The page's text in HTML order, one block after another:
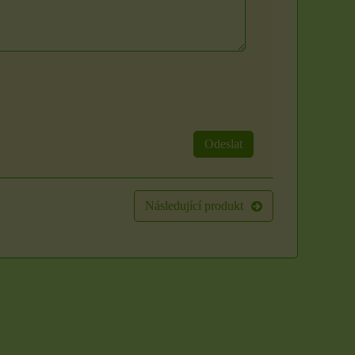
Odeslat
Následující produkt
hojnosti
1500 Kč